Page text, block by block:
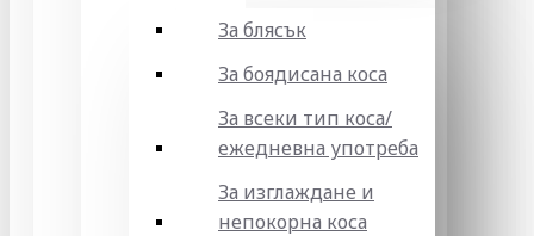
За блясък
За боядисана коса
За всеки тип коса/
ежедневна употреба
За изглаждане и
непокорна коса